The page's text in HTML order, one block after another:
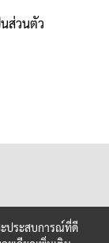
ส่วนตัว
ะประสบการณ์ที่ดี